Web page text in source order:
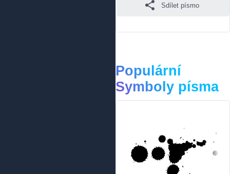
Sdílet písmo
Populární
Symboly písma